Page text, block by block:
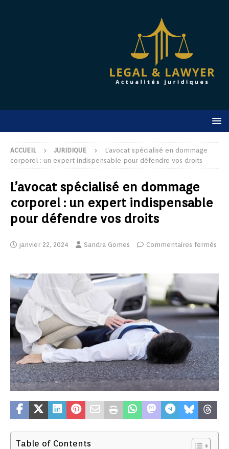
ACCUEIL JURIDIQUE
L’avocat spécialisé en dommage
corporel : un expert indispensable pour défendre vos droits
L’avocat spécialisé en dommage
corporel : un expert indispensable
pour défendre vos droits
janvier 22, 2024 Sandra Gomes Commentaires fermés
Table of Contents